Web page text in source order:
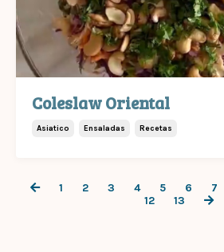
Coleslaw Oriental
Asiatico Ensaladas Recetas
1 2 3 4 5 6 7
12
13